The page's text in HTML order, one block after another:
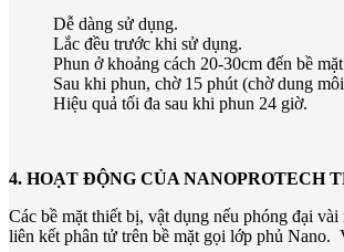
Dễ dàng sử dụng.
Lắc đều trước khi sử dụng.
Phun ở khoảng cách 20-30cm đến bề
Sau khi phun, chờ 15 phút (chờ dung
Hiệu quả tối đa sau khi phun 24 giờ.
4. HOẠT ĐỘNG CỦA NANOPROTECH
Các bề mặt thiết bị, vật dụng nếu phóng đại
liên kết phân tử trên bề mặt gọi lớp phủ